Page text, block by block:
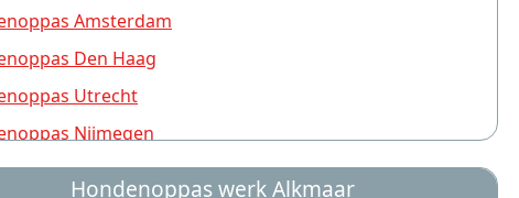
Amsterdam
Den Haag
Utrecht
Nijmegen
Rotterdam
Hondenoppas werk Alkmaar